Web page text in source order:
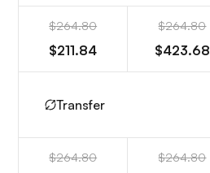
$264.80
$211.84
$264.80
$423.68
Transfer
$264.80 $264.80